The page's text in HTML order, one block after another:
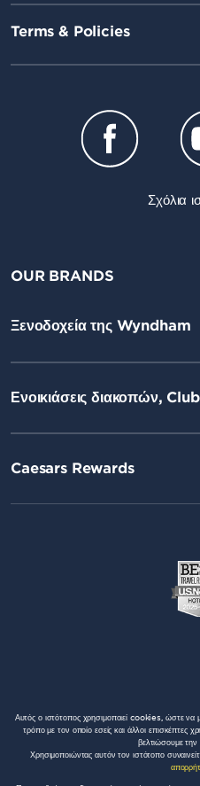
Terms & Policies
Σχόλια
OUR BRANDS
Ξενοδοχεία της Wyndham
Ενοικιάσεις διακοπών,
Caesars Rewards
Αυτός ο ιστότοπος χρησιμοποιεί cookies, ώστε
τρόπο με τον οποίο εσείς και άλλοι επισκέπτες
βελτιώσουμε την
Χρησιμοποιώντας αυτόν τον ιστότοπο